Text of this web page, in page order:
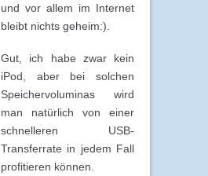
und vor allem im Internet
bleibt nichts geheim:).
Gut, ich habe zwar kein
iPod, aber bei solchen
Speichervoluminas wird
man natürlich von einer
schnelleren USB-
Transferrate in jedem Fall
profitieren können.